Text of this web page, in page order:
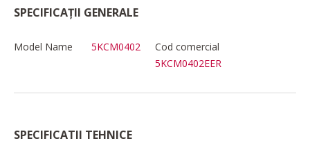
SPECIFICAȚII GENERALE
Model Name 5KCM0402
Cod comercial
5KCM0402EER
SPECIFICATII TEHNICE